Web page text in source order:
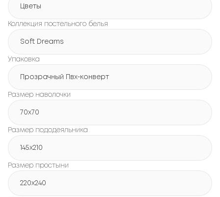
Цветы
Коллекция постельного белья
Soft Dreams
Упаковка
Прозрачный Пвх-конверт
Размер наволочки
70x70
Размер пододеяльника
145x210
Размер простыни
220x240